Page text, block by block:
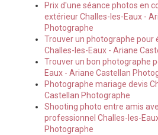
Prix d'une séance photos en
extérieur Challes-les-Eaux -
Photographe
Trouver un photographe pour
Challes-les-Eaux - Ariane
Trouver un bon photographe
Eaux - Ariane Castellan
Photographe mariage devis
Castellan Photographe
Shooting photo entre amis
professionnel Challes-les-
Photographe